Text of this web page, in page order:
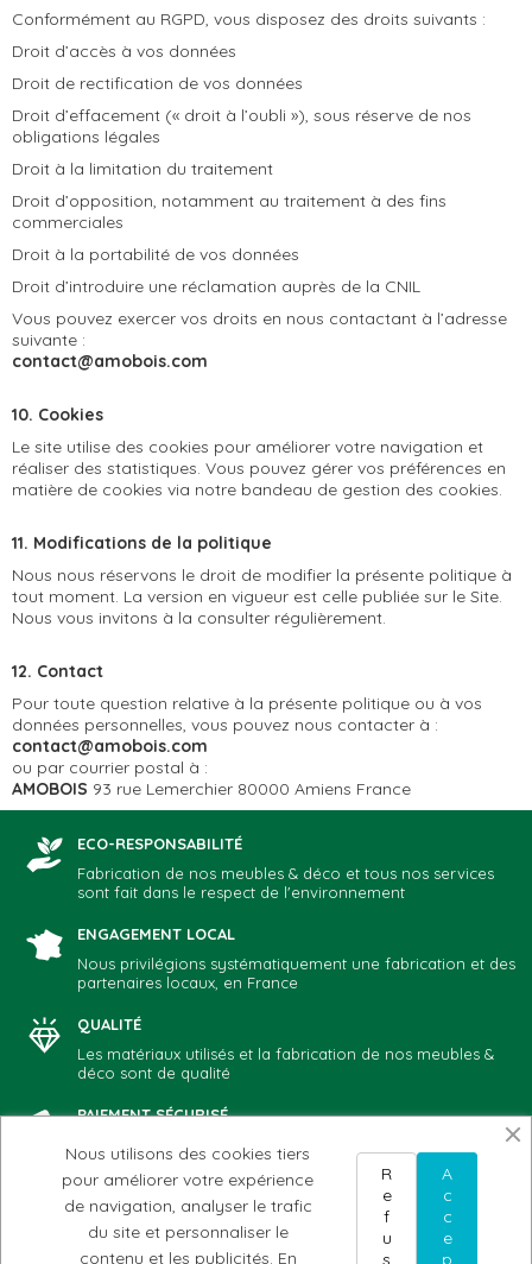
Conformément au RGPD, vous disposez des droits suivants :
Droit d’accès à vos données
Droit de rectification de vos données
Droit d’effacement (« droit à l’oubli »), sous réserve de nos
obligations légales
Droit à la limitation du traitement
Droit d’opposition, notamment au traitement à des fins
commerciales
Droit à la portabilité de vos données
Droit d’introduire une réclamation auprès de la CNIL
Vous pouvez exercer vos droits en nous contactant à l’adresse
suivante :
contact@amobois.com
10. Cookies
Le site utilise des cookies pour améliorer votre navigation et
réaliser des statistiques. Vous pouvez gérer vos préférences en
matière de cookies via notre bandeau de gestion des cookies.
11. Modifications de la politique
Nous nous réservons le droit de modifier la présente politique à
tout moment. La version en vigueur est celle publiée sur le Site.
Nous vous invitons à la consulter régulièrement.
12. Contact
Pour toute question relative à la présente politique ou à vos
données personnelles, vous pouvez nous contacter à :
contact@amobois.com
ou par courrier postal à :
AMOBOIS 93 rue Lemerchier 80000 Amiens France
ECO-RESPONSABILITÉ
Fabrication de nos meubles & déco et tous nos services
sont fait dans le respect de l'environnement
ENGAGEMENT LOCAL
Nous privilégions systématiquement une fabrication et des
partenaires locaux, en France
QUALITÉ
Les matériaux utilisés et la fabrication de nos meubles &
déco sont de qualité
PAIEMENT SÉCURISÉ
Vous choisissez votre mode de paiement préféré: CB,
Paypal, chèque, virement
NOTRE ADN AIDE & CONTACT MON COMPTE
Nous utilisons des cookies tiers
pour améliorer votre expérience
de navigation, analyser le trafic
du site et personnaliser le
contenu et les publicités. En
A
c
c
e
p
R
e
f
u
s